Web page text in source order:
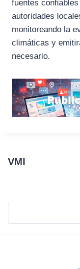
fuentes
autoridades
monitoreando la
climáticas y
necesario.
VMI